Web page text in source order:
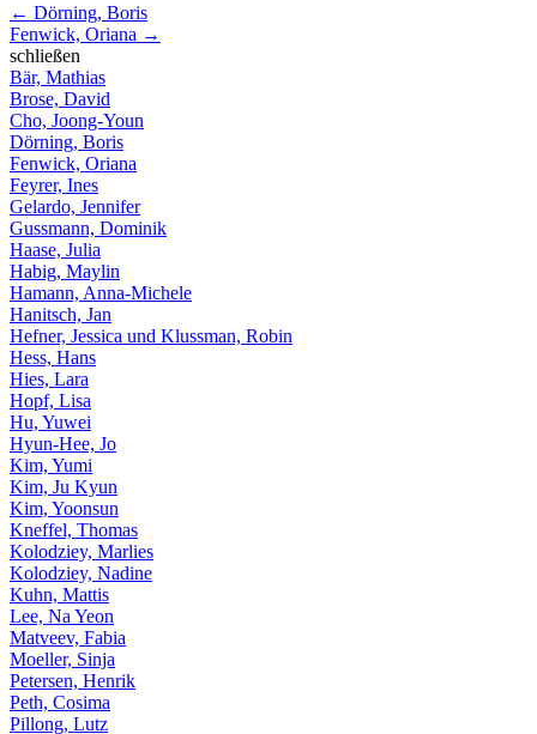
← Dörning, Boris
Fenwick, Oriana →
schließen
Bär, Mathias
Brose, David
Cho, Joong-Youn
Dörning, Boris
Fenwick, Oriana
Feyrer, Ines
Gelardo, Jennifer
Gussmann, Dominik
Haase, Julia
Habig, Maylin
Hamann, Anna-Michele
Hanitsch, Jan
Hefner, Jessica und Klussman, Robin
Hess, Hans
Hies, Lara
Hopf, Lisa
Hu, Yuwei
Hyun-Hee, Jo
Kim, Yumi
Kim, Ju Kyun
Kim, Yoonsun
Kneffel, Thomas
Kolodziey, Marlies
Kolodziey, Nadine
Kuhn, Mattis
Lee, Na Yeon
Matveev, Fabia
Moeller, Sinja
Petersen, Henrik
Peth, Cosima
Pillong, Lutz